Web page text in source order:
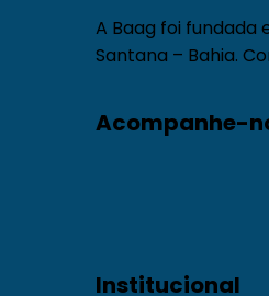
A Baag foi fundada
Santana – Bahia.
Acompanhe-
Institucional